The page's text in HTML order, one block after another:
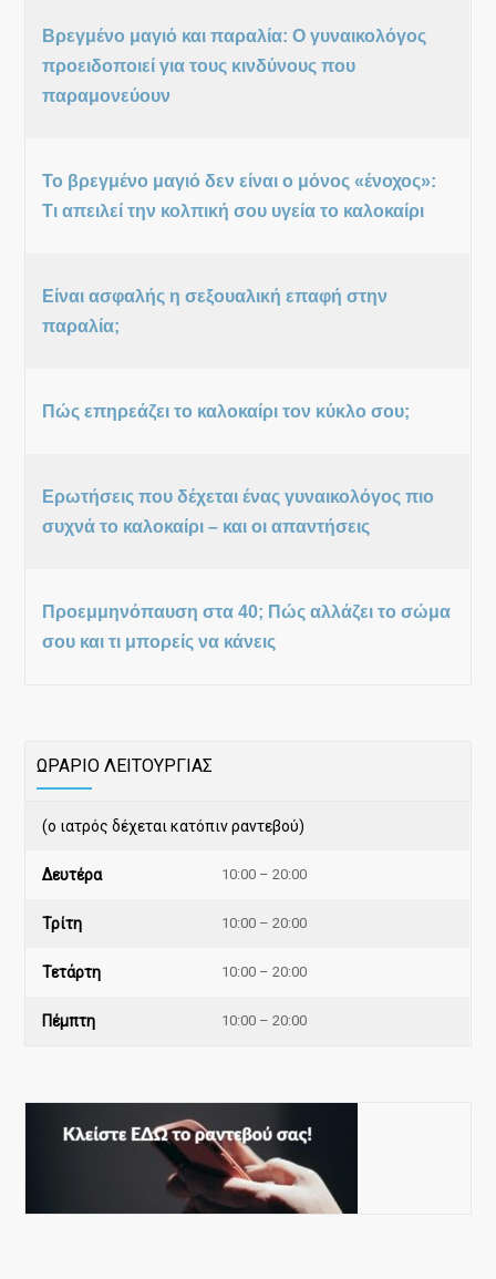
Βρεγμένο μαγιό και παραλία: Ο γυναικολόγος
προειδοποιεί για τους κινδύνους που
παραμονεύουν
Το βρεγμένο μαγιό δεν είναι ο μόνος «ένοχος»:
Τι απειλεί την κολπική σου υγεία το καλοκαίρι
Είναι ασφαλής η σεξουαλική επαφή στην
παραλία;
Πώς επηρεάζει το καλοκαίρι τον κύκλο σου;
Ερωτήσεις που δέχεται ένας γυναικολόγος πιο
συχνά το καλοκαίρι – και οι απαντήσεις
Προεμμηνόπαυση στα 40; Πώς αλλάζει το σώμα
σου και τι μπορείς να κάνεις
ΩΡΑΡΙΟ ΛΕΙΤΟΥΡΓΙΑΣ
(ο ιατρός δέχεται κατόπιν ραντεβού)
Δευτέρα 10:00 – 20:00
Τρίτη 10:00 – 20:00
Τετάρτη 10:00 – 20:00
Πέμπτη 10:00 – 20:00